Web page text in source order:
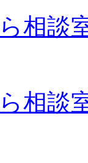
相談
相談